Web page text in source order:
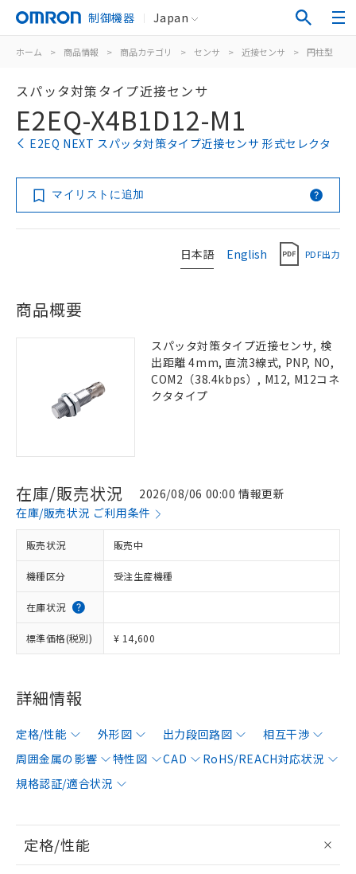
制御機器 Japan
ホーム > 商品情報 > 商品カテゴリ > センサ > 近接センサ > 円柱型
スパッタ対策タイプ近接センサ
E2EQ-X4B1D12-M1
E2EQ NEXT スパッタ対策タイプ近接センサ 形式セレクタ
マイリストに追加
日本語 English PDF出力
商品概要
スパッタ対策タイプ近接センサ, 検
出距離 4mm, 直流3線式, PNP, NO,
COM2（38.4kbps）, M12, M12コネ
クタタイプ
在庫/販売状況
2026/08/06 00:00 情報更新
在庫/販売状況 ご利用条件
販売状況 販売中
機種区分 受注生産機種
在庫状況
標準価格(税別) ¥ 14,600
詳細情報
定格/性能 外形図 出力段回路図
相互干渉
周囲金属の影響
特性図 CAD
RoHS/REACH対応状況
規格認証/適合状況
定格/性能